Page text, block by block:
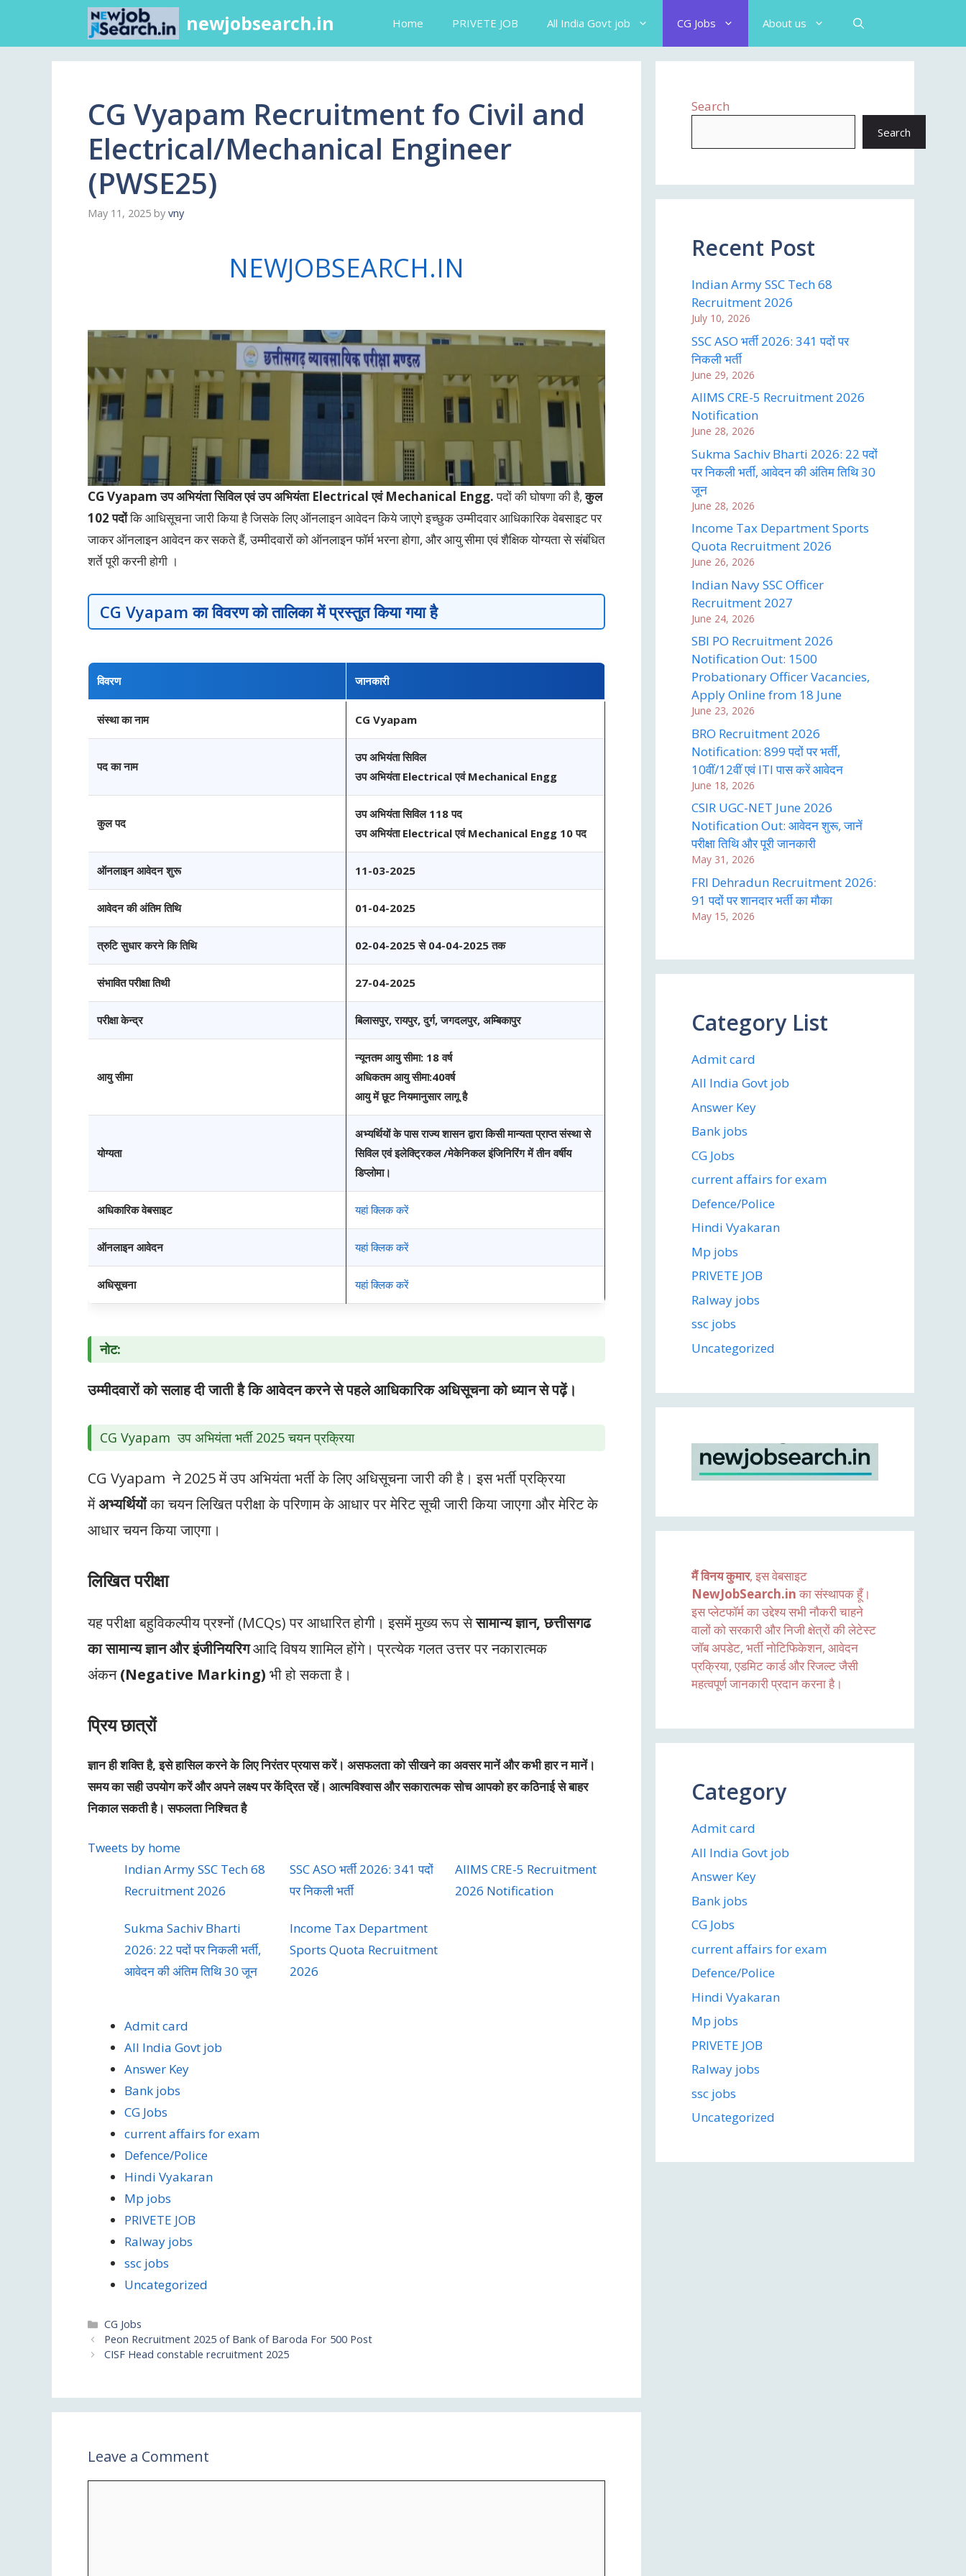
newjobsearch.in Home PRIVETE JOB All India Govt job CG Jobs About us
CG Vyapam Recruitment fo Civil and
Electrical/Mechanical Engineer
(PWSE25)
May 11, 2025 by vny
NEWJOBSEARCH.IN
CG Vyapam उप अभियंता सिविल एवं उप अभियंता Electrical एवं Mechanical Engg.पदों की घोषणा की है,कुल
102 पदोंकि आधिसूचना जारी किया है जिसके लिए ऑनलाइन आवेदन किये जाएगे इच्छुक उम्मीदवार आधिकारिक वेबसाइट पर
जाकर ऑनलाइन आवेदन कर सकते हैं, उम्मीदवारों को ऑनलाइन फॉर्म भरना होगा, और आयु सीमा एवं शैक्षिक योग्यता से संबंधित
शर्ते पूरी करनी होगी ।
CG Vyapamका विवरण को तालिका में प्रस्तुत किया गया है
विवरण जानकारी
संस्था का नाम CG Vyapam
पद का नाम
उप अभियंता सिविल
उप अभियंता Electrical एवं Mechanical Engg
कुल पद
उप अभियंता सिविल 118 पद
उप अभियंता Electrical एवं Mechanical Engg 10 पद
ऑनलाइन आवेदन शुरू 11-03-2025
आवेदन की अंतिम तिथि 01-04-2025
त्रुटि सुधार करने कि तिथि 02-04-2025 से 04-04-2025 तक
संभावित परीक्षा तिथी 27-04-2025
परीक्षा केन्द्र बिलासपुर, रायपुर, दुर्ग, जगदलपुर, अम्बिकापुर
आयु सीमा
न्यूनतम आयु सीमा: 18 वर्ष
अधिकतम आयु सीमा:40वर्ष
आयु में छूट नियमानुसार लागू है
योग्यता
अभ्यर्थियों के पास राज्य शासन द्वारा किसी मान्यता प्राप्त संस्था से
सिविल एवं इलेक्ट्रिकल /मेकेनिकल इंजिनिरिंग में तीन वर्षीय
डिप्लोमा।
अधिकारिक वेबसाइट यहां क्लिक करें
ऑनलाइन आवेदन यहां क्लिक करें
अधिसूचना यहां क्लिक करें
नोट:
उम्मीदवारों को सलाह दी जाती है कि आवेदन करने से पहले आधिकारिक अधिसूचना को ध्यान से पढ़ें।
CG Vyapam उप अभियंता भर्ती 2025 चयन प्रक्रिया
CG Vyapam ने 2025 में उप अभियंता भर्ती के लिए अधिसूचना जारी की है। इस भर्ती प्रक्रिया
मेंअभ्यर्थियोंका चयन लिखित परीक्षा के परिणाम के आधार पर मेरिट सूची जारी किया जाएगा और मेरिट के
आधार चयन किया जाएगा।
लिखित परीक्षा
यह परीक्षा बहुविकल्पीय प्रश्नों (MCQs) पर आधारित होगी। इसमें मुख्य रूप सेसामान्य ज्ञान, छत्तीसगढ
का सामान्य ज्ञान और इंजीनियरिगआदि विषय शामिल होंगे। प्रत्येक गलत उत्तर पर नकारात्मक
अंकन(Negative Marking) भी हो सकता है।
प्रिय छात्रों
ज्ञान ही शक्ति है, इसे हासिल करने के लिए निरंतर प्रयास करें। असफलता को सीखने का अवसर मानें और कभी हार न मानें।
समय का सही उपयोग करें और अपने लक्ष्य पर केंद्रित रहें। आत्मविश्वास और सकारात्मक सोच आपको हर कठिनाई से बाहर
निकाल सकती है। सफलता निश्चित है
Tweets by home
Indian Army SSC Tech 68
Recruitment 2026
SSC ASO भर्ती 2026: 341 पदों
पर निकली भर्ती
AIIMS CRE-5 Recruitment
2026 Notification
Sukma Sachiv Bharti
2026: 22 पदों पर निकली भर्ती,
आवेदन की अंतिम तिथि 30 जून
Income Tax Department
Sports Quota Recruitment
2026
Admit card
All India Govt job
Answer Key
Bank jobs
CG Jobs
current affairs for exam
Defence/Police
Hindi Vyakaran
Mp jobs
PRIVETE JOB
Ralway jobs
ssc jobs
Uncategorized
CG Jobs
Peon Recruitment 2025 of Bank of Baroda For 500 Post
CISF Head constable recruitment 2025
Leave a Comment
Search
Search
Recent Post
Indian Army SSC Tech 68
Recruitment 2026
July 10, 2026
SSC ASO भर्ती 2026: 341 पदों पर
निकली भर्ती
June 29, 2026
AIIMS CRE-5 Recruitment 2026
Notification
June 28, 2026
Sukma Sachiv Bharti 2026: 22 पदों
पर निकली भर्ती, आवेदन की अंतिम तिथि 30
जून
June 28, 2026
Income Tax Department Sports
Quota Recruitment 2026
June 26, 2026
Indian Navy SSC Officer
Recruitment 2027
June 24, 2026
SBI PO Recruitment 2026
Notification Out: 1500
Probationary Officer Vacancies,
Apply Online from 18 June
June 23, 2026
BRO Recruitment 2026
Notification: 899 पदों पर भर्ती,
10वीं/12वीं एवं ITI पास करें आवेदन
June 18, 2026
CSIR UGC-NET June 2026
Notification Out: आवेदन शुरू, जानें
परीक्षा तिथि और पूरी जानकारी
May 31, 2026
FRI Dehradun Recruitment 2026:
91 पदों पर शानदार भर्ती का मौका
May 15, 2026
Category List
Admit card
All India Govt job
Answer Key
Bank jobs
CG Jobs
current affairs for exam
Defence/Police
Hindi Vyakaran
Mp jobs
PRIVETE JOB
Ralway jobs
ssc jobs
Uncategorized
मैं विनय कुमार, इस वेबसाइट
NewJobSearch.in का संस्थापक हूँ।
इस प्लेटफॉर्म का उद्देश्य सभी नौकरी चाहने
वालों को सरकारी और निजी क्षेत्रों की लेटेस्ट
जॉब अपडेट, भर्ती नोटिफिकेशन, आवेदन
प्रक्रिया, एडमिट कार्ड और रिजल्ट जैसी
महत्वपूर्ण जानकारी प्रदान करना है।
Category
Admit card
All India Govt job
Answer Key
Bank jobs
CG Jobs
current affairs for exam
Defence/Police
Hindi Vyakaran
Mp jobs
PRIVETE JOB
Ralway jobs
ssc jobs
Uncategorized